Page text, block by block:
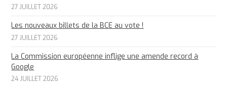
27 JUILLET 2026
Les nouveaux billets de la BCE au vote !
27 JUILLET 2026
La Commission européenne inflige une amende record à
Google
24 JUILLET 2026